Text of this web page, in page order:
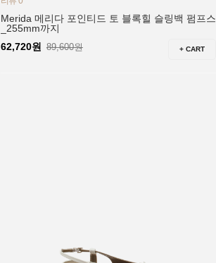
Merida 메리다 포인티드 토 블록힐 슬링백 펌프스
_255mm까지
62,720원
89,600원 + CART